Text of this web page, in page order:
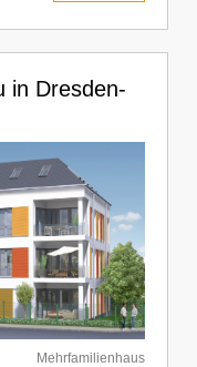
in Dresden-
Mehrfamilienhaus